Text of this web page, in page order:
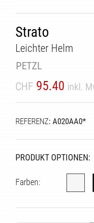
Strato
Leichter Helm
PETZL
CHF 95.40 inkl.
REFERENZ: A020AA0*
PRODUKT OPTIONEN:
Farben: